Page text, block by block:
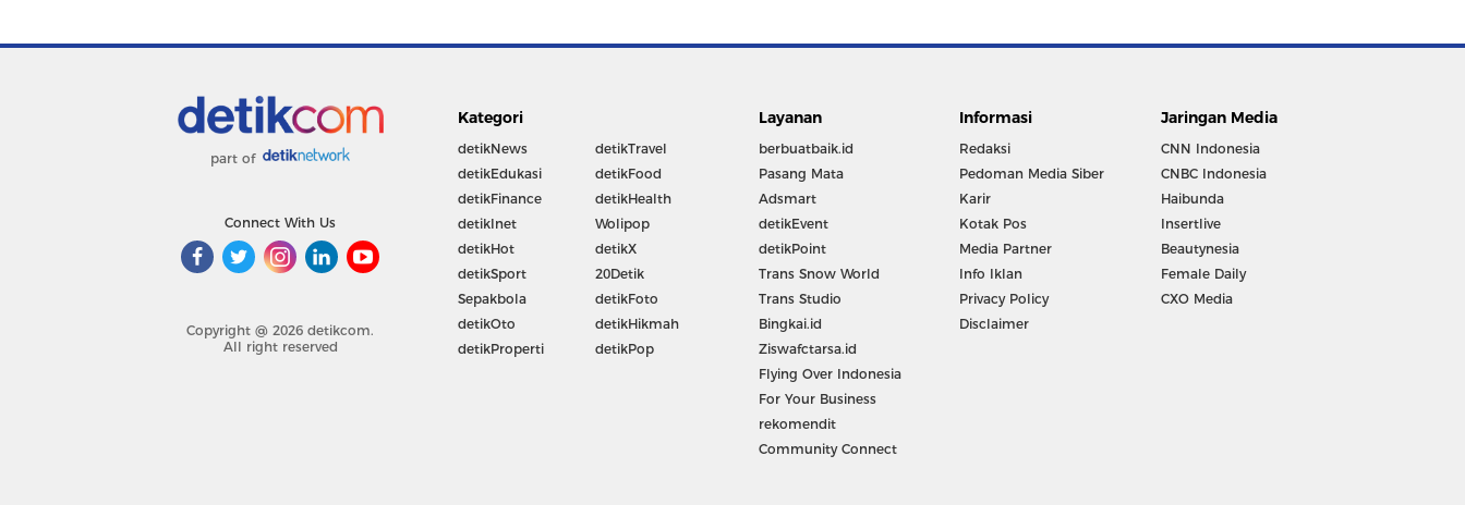
part of
Connect With Us
Copyright @ 2026 detikcom.
All right reserved
Kategori
detikNews
detikEdukasi
detikFinance
detikInet
detikHot
detikSport
Sepakbola
detikOto
detikProperti
detikTravel
detikFood
detikHealth
Wolipop
detikX
20Detik
detikFoto
detikHikmah
detikPop
Layanan
berbuatbaik.id
Pasang Mata
Adsmart
detikEvent
detikPoint
Trans Snow World
Trans Studio
Bingkai.id
Ziswafctarsa.id
Flying Over Indonesia
For Your Business
rekomendit
Community Connect
Informasi
Redaksi
Pedoman Media Siber
Karir
Kotak Pos
Media Partner
Info Iklan
Privacy Policy
Disclaimer
Jaringan Media
CNN Indonesia
CNBC Indonesia
Haibunda
Insertlive
Beautynesia
Female Daily
CXO Media